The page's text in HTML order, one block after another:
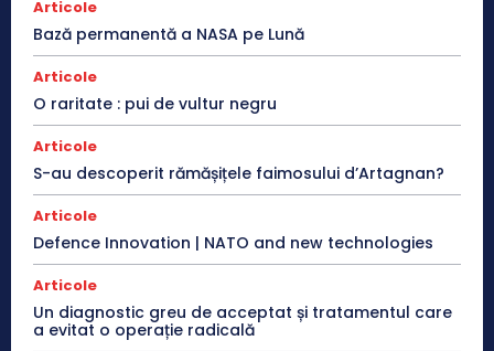
Articole
Bază permanentă a NASA pe Lună
Articole
O raritate : pui de vultur negru
Articole
S-au descoperit rămășițele faimosului d’Artagnan?
Articole
Defence Innovation | NATO and new technologies
Articole
Un diagnostic greu de acceptat și tratamentul care
a evitat o operație radicală